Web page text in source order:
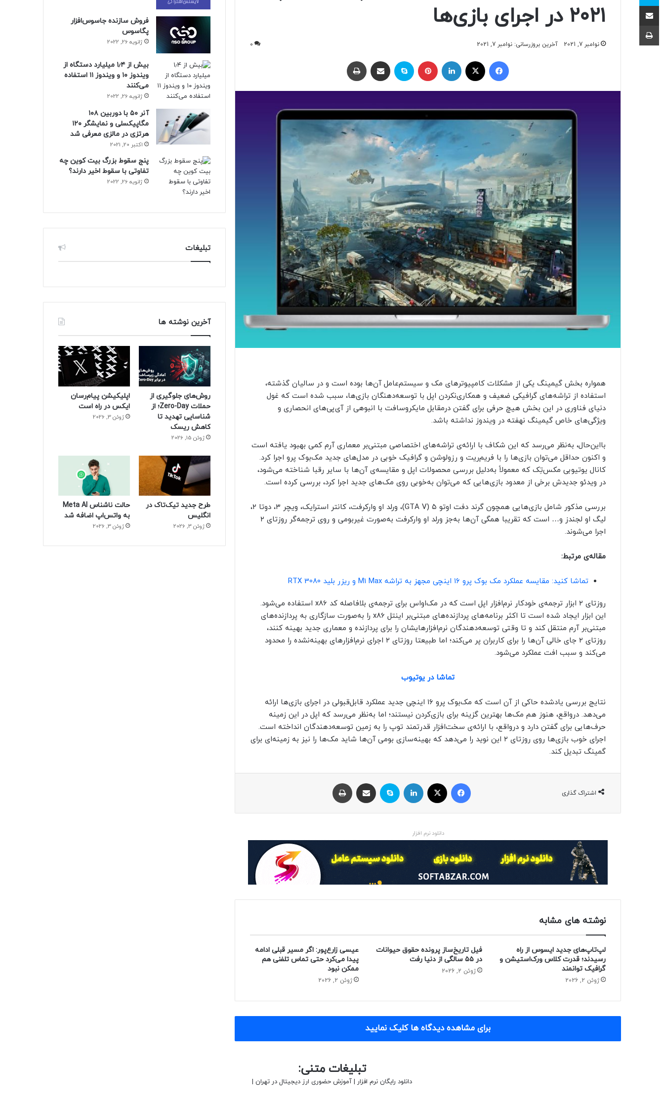
۲۰۲۱ در اجرای بازی‌ها
نوامبر 7, 2021 آخرین بروزرسانی: نوامبر 7, 2021 0
ایکس
همواره بخش گیمینگ یکی از مشکلات کامپیوترهای مک و سیستم‌عامل آن‌ها بوده است و در سالیان گذشته،
استفاده از تراشه‌های گرافیکی ضعیف و همکاری‌نکردن اپل با توسعه‌دهنگان بازی‌ها، سبب شده است که غول
دنیای فناوری در این بخش هیچ حرفی برای گفتن درمقابل مایکروسافت با انبوهی از آی‌پی‌های انحصاری و
ویژگی‌های خاص گیمینگ نهفته در ویندوز نداشته باشد.
بااین‌حال، به‌نظر می‌رسد که این شکاف با ارائه‌ی تراشه‌های اختصاصی مبتنی‌بر معماری آرم کمی بهبود یافته است
و اکنون حداقل می‌توان بازی‌ها را با فریم‌ریت و رزولوشن و گرافیک خوبی در مدل‌های جدید مک‌بوک پرو اجرا کرد.
کانال یوتیوبی مکس‌تِک که معمولاً به‌دلیل بررسی محصولات اپل و مقایسه‌ی آن‌ها با سایر رقبا شناخته می‌شود،
در ویدئو جدیدش برخی از معدود بازی‌هایی که می‌توان به‌خوبی روی مک‌های جدید اجرا کرد، بررسی کرده است.
بررسی مذکور شامل بازی‌هایی همچون گرند دفت اوتو ۵ (GTA V)، ورلد او وارکرفت، کانتر استرایک، ویچر ۳، دوتا ۲،
لیگ او لجندز و… است که تقریبا همگی آن‌ها به‌جز ورلد او وارکرفت به‌صورت غیر‌بومی و روی ترجمه‌گر روزتای ۲
اجرا می‌شوند.
مقاله‌ی مرتبط:
تماشا کنید: مقایسه عملکرد مک بوک پرو ۱۶ اینچی مجهز به تراشه M1 Max و ریزر بلید RTX 3080
روزتای ۲ ابزار ترجمه‌ی خودکار نرم‌افزار اپل است که در مک‌اواس برای ترجمه‌ی بلافاصله کد x86 استفاده می‌شود.
این ابزار ایجاد شده است تا اکثر برنامه‌های پردازنده‌های مبتنی‌بر اینتل x86 را به‌صورت سازگاری به پردازنده‌های
مبتنی‌بر آرم منتقل کند و تا وقتی توسعه‌دهندگان نرم‌افزارهایشان را برای پردازنده و معماری جدید بهینه کنند،
روزتای ۲ جای خالی آن‌ها را برای کاربران پر می‌کند؛ اما طبیعتا روزتای ۲ اجرای نرم‌افزارهای بهینه‌نشده را محدود
می‌کند و سبب افت عملکرد می‌شود.
تماشا در یوتیوب
نتایج بررسی یادشده حاکی از آن است که مک‌بوک پرو ۱۶ اینچی جدید عملکرد قابل‌قبولی در اجرای بازی‌ها ارائه
می‌دهد. درواقع، هنوز هم مک‌ها بهترین گزینه برای بازی‌کردن نیستند؛ اما به‌نظر می‌رسد که اپل در این زمینه
حرف‌هایی برای گفتن دارد و درواقع، با ارائه‌ی سخت‌افزار قدرتمند توپ را به زمین توسعه‌دهندگان انداخته است.
اجرای خوب بازی‌ها روی روزتای ۲ این نوید را می‌دهد که بهینه‌سازی بومی آن‌ها شاید مک‌ها را نیز به زمینه‌ای برای
گمینگ تبدیل کند.
اشتراک گذاری
ایکس
دانلود نرم افزار
نوشته های مشابه
لپ‌تاپ‌های جدید ایسوس از راه
رسیدند؛ قدرت کلاس ورک‌استیشن و
گرافیک توانمند
ژوئن 2, 2026
فیل تاریخ‌ساز پرونده حقوق حیوانات
در ۵۵ سالگی از دنیا رفت
ژوئن 2, 2026
عیسی زارع‌پور: اگر مسیر قبلی ادامه
پیدا می‌کرد حتی تماس تلفنی هم
ممکن نبود
ژوئن 2, 2026
برای مشاهده دیدگاه ها کلیک نمایید
فروش سازنده جاسوس‌افزار
پگاسوس
ژانویه 26, 2022
بیش از ۱٫۴ میلیارد دستگاه از
ویندوز ۱۰ و ویندوز ۱۱ استفاده
می‌کنند
ژانویه 26, 2022
آنر ۵۰ با دوربین ۱۰۸
مگاپیکسلی و نمایشگر ۱۲۰
هرتزی در مالزی معرفی شد
اکتبر 20, 2021
پنج سقوط بزرگ بیت کوین چه
تفاوتی با سقوط اخیر دارند؟
ژانویه 26, 2022
تبلیغات
آخرین نوشته ها
روش‌های جلوگیری از
حملات Zero-Day؛ از
شناسایی تهدید تا
کاهش ریسک
ژوئن 15, 2026
اپلیکیشن پیام‌رسان
ایکس در راه است
ژوئن 3, 2026
طرح جدید تیک‌تاک در
انگلیس
ژوئن 3, 2026
حالت ناشناس Meta AI
به واتس‌اپ اضافه شد
ژوئن 3, 2026
تبلیغات متنی:
دانلود رایگان نرم افزار | آموزش حضوری ارز دیجیتال در تهران |